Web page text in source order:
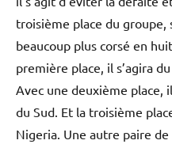
troisième place du groupe,
beaucoup plus corsé en
première place, il s’agira
Avec une deuxième place,
du Sud. Et la troisième
Nigeria. Une autre paire de